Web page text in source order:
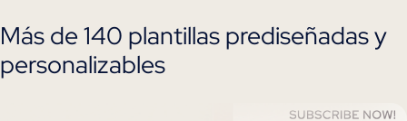
Más de 140 plantillas prediseñadas y
personalizables